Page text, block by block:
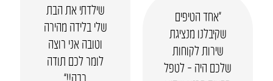
שילדתי את הבת
שלי בלידה מהירה
וטובה אני רוצה
לומר לכם תודה
רבה!!”
“אחד הטיפים
שקיבלנו מנציגת
שירות לקוחות
שלכם היה – לטפל